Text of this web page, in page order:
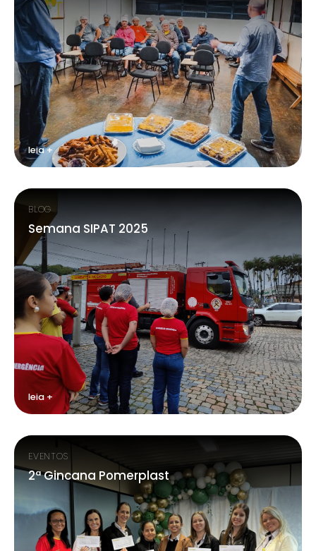
leia +
BLOG
Semana SIPAT 2025
leia +
EVENTOS
2ª Gincana Pomerplast